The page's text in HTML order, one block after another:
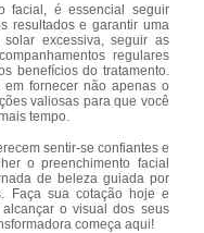
facial, é essencial seguir
resultados e garantir uma
solar excessiva, seguir as
regulares
benefícios do tratamento.
em fornecer não apenas o
valiosas para que você
tempo.
sentir-se confiantes e
o preenchimento facial
de beleza guiada por
Faça sua cotação hoje e
o visual dos seus
começa aqui!